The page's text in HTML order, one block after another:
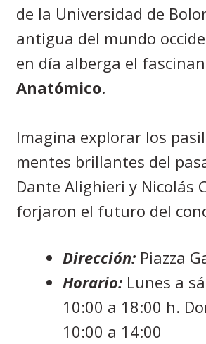
de la Universidad de
antigua del mundo
en día alberga el
Anatómico.
Imagina explorar los
mentes brillantes del
Dante Alighieri y Nicolás
forjaron el futuro del
Dirección: Piazza
Horario: Lunes a
10:00 a 18:00 h.
10:00 a 14:00